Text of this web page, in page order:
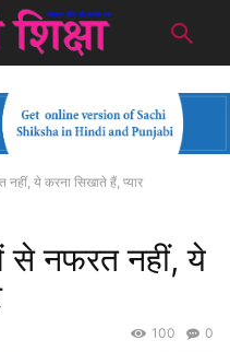
ये करना सिखाते हैं, प्यार
नफरत नहीं, ये
0
100